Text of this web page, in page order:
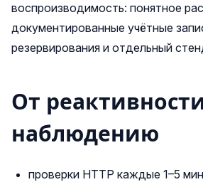
воспроизводимость: понятное
документированные учётные
резервирования и отдельный
От
наблюдению
проверки HTTP каждые 1–5